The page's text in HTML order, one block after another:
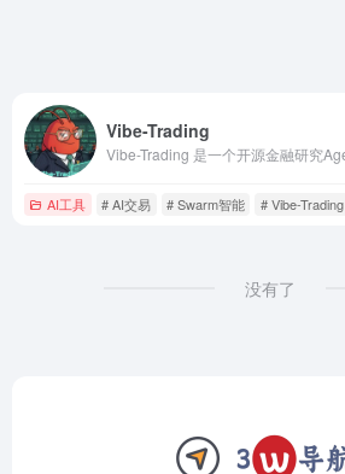
Vibe-Trading
AI工具 # AI交易 # Swarm智能 # Vibe-Trading
没有了